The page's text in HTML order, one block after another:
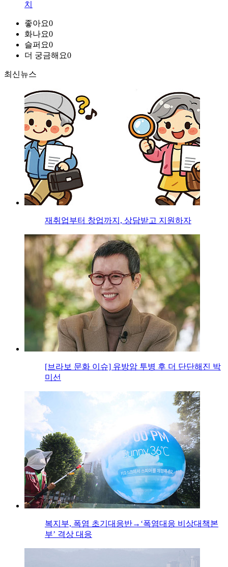
치
좋아요0
화나요0
슬퍼요0
더 궁금해요0
최신뉴스
재취업부터 창업까지, 상담받고 지원하자
[브라보 문화 이슈] 유방암 투병 후 더 단단해진 박
미선
복지부, 폭염 초기대응반→‘폭염대응 비상대책본
부’ 격상 대응